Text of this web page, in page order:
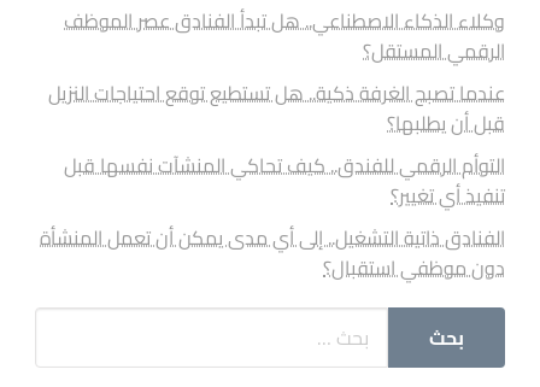
وكلاء الذكاء الاصطناعي.. هل تبدأ الفنادق عصر الموظف
الرقمي المستقل؟
عندما تصبح الغرفة ذكية.. هل تستطيع توقع احتياجات النزيل
قبل أن يطلبها؟
التوأم الرقمي للفندق.. كيف تحاكي المنشآت نفسها قبل
تنفيذ أي تغيير؟
الفنادق ذاتية التشغيل.. إلى أي مدى يمكن أن تعمل المنشأة
دون موظفي استقبال؟